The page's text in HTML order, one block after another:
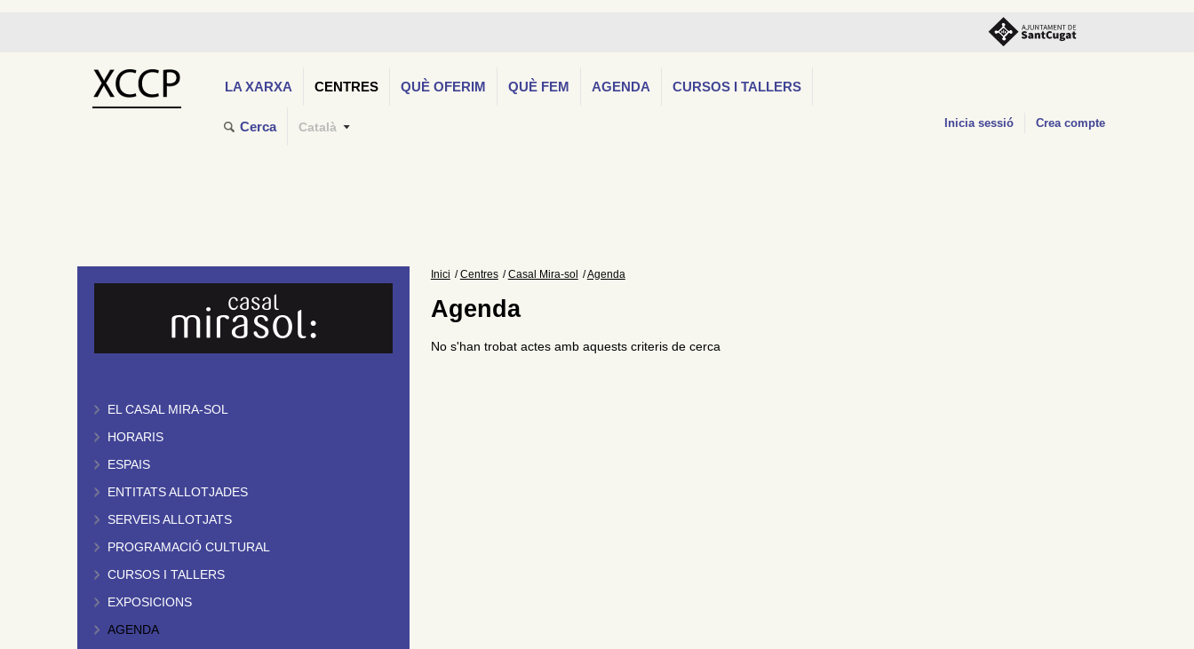
LA XARXA CENTRES QUÈ OFERIM QUÈ FEM AGENDA CURSOS I TALLERS
Cerca Català Inicia sessió Crea compte
EL CASAL MIRA-SOL
HORARIS
ESPAIS
ENTITATS ALLOTJADES
SERVEIS ALLOTJATS
PROGRAMACIÓ CULTURAL
CURSOS I TALLERS
EXPOSICIONS
AGENDA
Inici Centres Casal Mira-sol Agenda
Agenda
No s'han trobat actes amb aquests criteris de cerca